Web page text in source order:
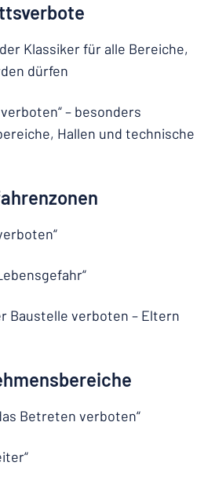
Klassiker für alle Bereiche,
dürfen
– besonders
Hallen und technische
Baustelle verboten – Eltern
Betreten verboten“